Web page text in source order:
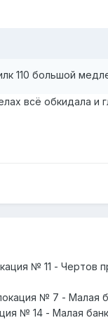
110 большой
всё обкидала и
№ 11 -
№ 7 - Малая
№ 14 - Малая